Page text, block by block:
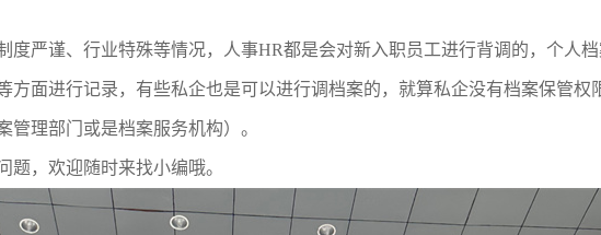
度严谨、行业特殊等情况，人事HR都是会对新入职员工进行背调的，个人
方面进行记录，有些私企也是可以进行调档案的，就算私企没有档案保管权
管理部门或是档案服务机构）。
题，欢迎随时来找小编哦。